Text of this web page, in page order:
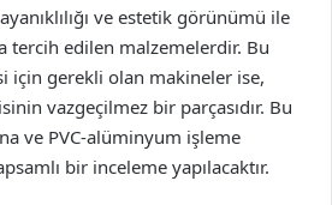
ve estetik görünümü ile
tercih edilen malzemelerdir. Bu
için gerekli olan makineler ise,
vazgeçilmez bir parçasıdır. Bu
ve PVC-alüminyum işleme
bir inceleme yapılacaktır.